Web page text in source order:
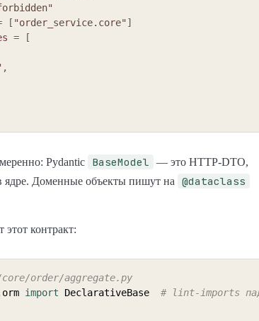
[ "order_service.core"]
=
[
,
Pydantic BaseModel
— это HTTP-DTO,
ядре. Доменные объекты пишут на
@dataclass
контракт:
order/aggregate.py
orm import DeclarativeBase # lint-imports